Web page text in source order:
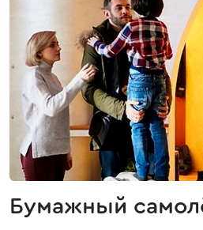
Бумажный